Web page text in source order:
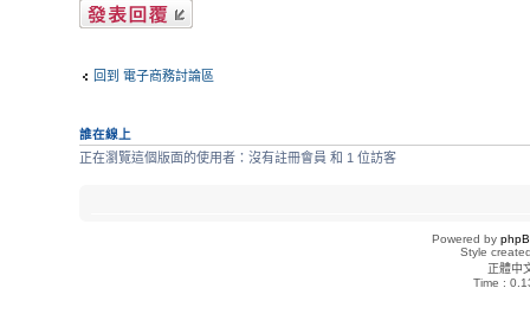
發表回覆
回到 電子商務討論區
誰在線上
正在瀏覽這個版面的使用者：沒有註冊會員 和 1 位訪客
Powered by
Style
正體中
Time :